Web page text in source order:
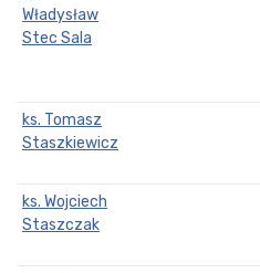
Władysław
Stec Sala
ks. Tomasz
Staszkiewicz
ks. Wojciech
Staszczak